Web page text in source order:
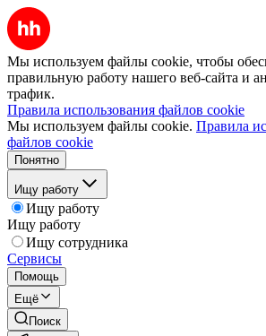
Мы используем файлы cookie, чтобы
правильную работу нашего веб-сайта и
трафик.
Правила использования файлов cookie
Мы используем файлы cookie. Правила
файлов cookie
Понятно
Ищу работу
Ищу работу
Ищу работу
Ищу сотрудника
Сервисы
Помощь
Ещё
Поиск